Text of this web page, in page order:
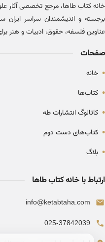
برجسته و اندیشمندان سراسر ایران
عناوین فلسفه، حقوق، ادبیات و هنر
صفحات
• خانه
• کتاب‌ها
• کاتالوگ انتشارات طه
• کتاب‌های دست دوم
• بلاگ
ارتباط با خانه کتاب طاها
info@ketabtaha.com
025-37842039